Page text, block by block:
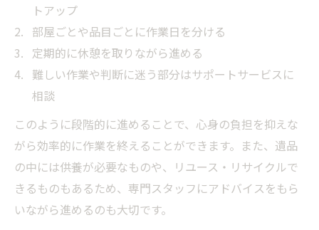
トアップ
部屋ごとや品目ごとに作業日を分ける
定期的に休憩を取りながら進める
難しい作業や判断に迷う部分はサポートサービスに
相談
このように段階的に進めることで、心身の負担を抑えな
がら効率的に作業を終えることができます。また、遺品
の中には供養が必要なものや、リユース・リサイクルで
きるものもあるため、専門スタッフにアドバイスをもら
いながら進めるのも大切です。